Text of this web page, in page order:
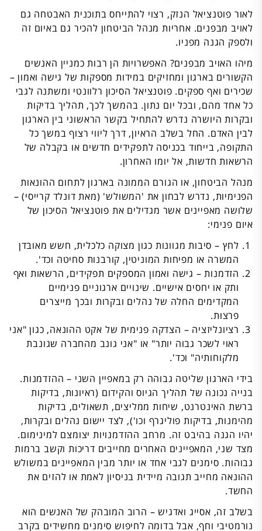
לאור פוטנציאל הנזק, רצוי להתייחס בתוכנית האבטחה גם
לאויב מבפנים. אחריות מנהל הביטחון להכיר גם באיום זה
ולספק הגנה מפניו.
מיהו האויב מבפנים? האפשרויות הן רבות כמניין האנשים
הקשורים בארגון ומחזיקים במידות מספקות של גישה ואמון –
שכירים ואף ספקים. פוטנציאל הסיכון רלוונטי ומשתנה לגבי
כל אחד מהם, ובכל יום נתון. בהמשך לכך, תהליך בדיקות
ובקרות היושרה נדרש להתחיל בקשר הראשוני בין הארגון
לבין האדם. החל בשלב הראיון, דרך ליווי רצוף במשך כל
התקופה, בייחוד בכניסה לתפקידים חדשים או בקבלה של
הרשאות חדשות, אל יומו האחרון.
מנהל הביטחון, או הגורם הממונה בארגון לתחום ההונאות
הפנימיות, נדרש לבחון את 'המשולש' (מאת דונלד קרייסי) –
שלושה מאפיינים אשר מגדילים את פוטנציאל הסיכון של
איום פנימי:
לחץ – סיבות מגוונות כגון מצוקה כלכלית, חשש מאובדן
המשרה או מפיחות המוניטין, קורבנות סחיטה וכד'.
הזדמנות – גישה ואמון המספקים תפקידים, הרשאות ואף
ותק או יחסים אישיים. שינויים ארגוניים פנימיים
המקדימים החלה של נהלים ובקרות ובכך מייצרים
פרצות.
רציונליזציה – הצדקה פנימית של אקט ההונאה, כגון "אני
ראוי לשכר גבוה יותר" או "אני גונב מהחברה שגונבת
מלקוחותיה" וכד'.
בידי הארגון שליטה גבוהה רק במאפיין השני – ההזדמנות.
בנייה נכונה של תהליך הגיוס והקידום (ראיונות, בדיקות
ברשת האינטרנט, שיחות ממליצים, תשאולים, בדיקות
מהימנות, בדיקות פוליגרף וכו'), לצד יישום נהלים ובקרות,
יהיו הגנה בהיבט זה. מרחב ההזדמנויות יצומצם למינימום.
מצד שני, המאפיינים האחרים מחייבים דריכות וקשב ברמות
גבוהות. סימנים לגבי אחד או יותר מבין המאפיינים במשולש
ההונאה מחייב תגובה מיידית בניסיון לאמת או להזים את
החשד.
בשלב זה, אסייג ואדגיש – הרוב המובהק של האנשים הוא
נורמטיבי וחף, אבל בדומה לחיפוש סימנים מחשידים בקרב